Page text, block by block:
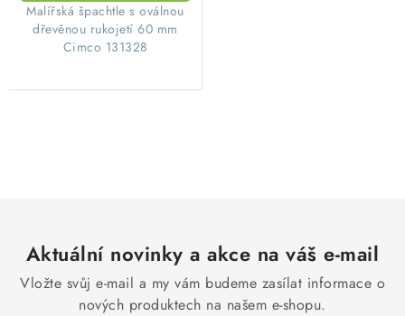
Malířská špachtle s oválnou
dřevěnou rukojetí 60 mm
Cimco 131328
a
c
Aktuální novinky a akce na váš e-mail
Vložte svůj e-mail a my vám budeme zasílat informace o
nových produktech na našem e-shopu.